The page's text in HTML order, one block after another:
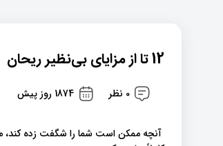
12 تا از مزایای بی‌نظیر ریحان
0 نظر 1874 روز پیش
آنچه ممکن است شما را شگفت زده کند،